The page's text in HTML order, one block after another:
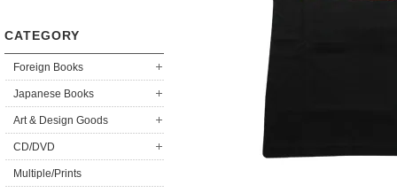
CATEGORY
Foreign Books
Japanese Books
Art & Design Goods
CD/DVD
Multiple/Prints